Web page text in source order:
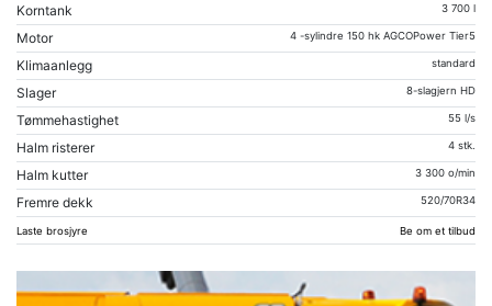
Korntank 3 700 l
Motor 4 -sylindre 150 hk AGCOPower Tier5
Klimaanlegg standard
Slager 8-slagjern HD
Tømmehastighet 55 l/s
Halm risterer 4 stk.
Halm kutter 3 300 o/min
Fremre dekk 520/70R34
Laste brosjyre Be om et tilbud